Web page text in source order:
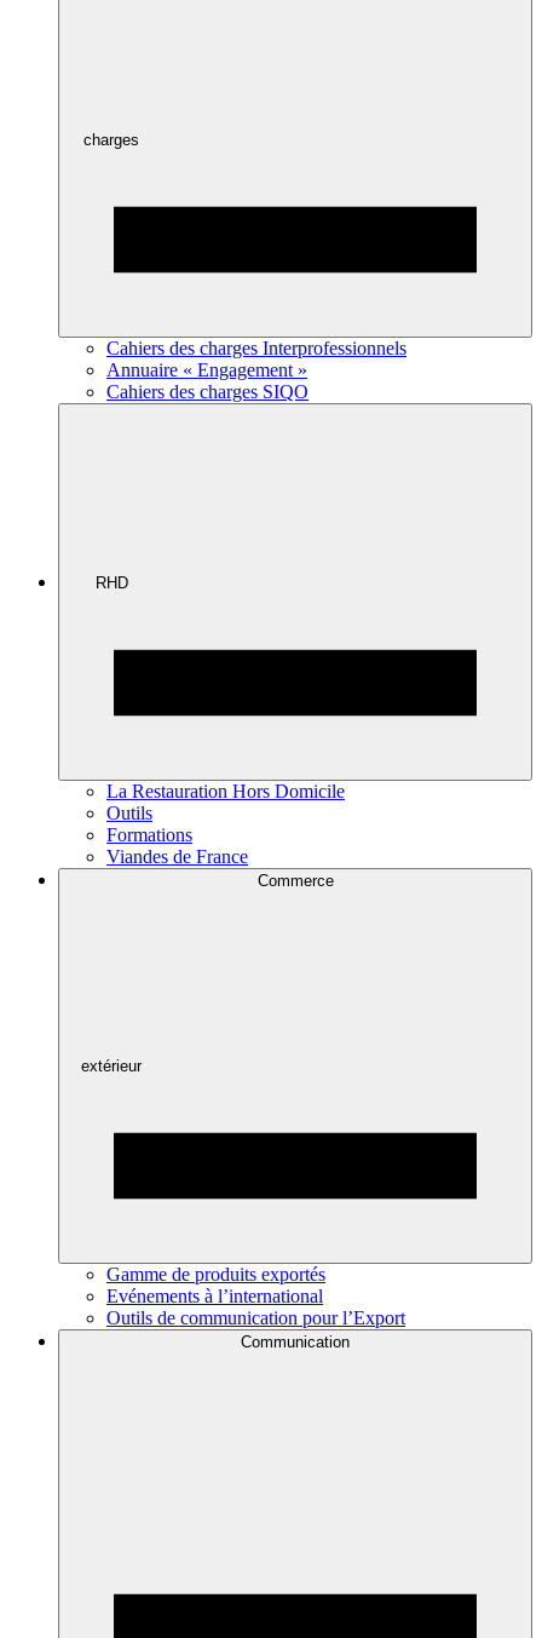
charges
Cahiers des charges Interprofessionnels
Annuaire « Engagement »
Cahiers des charges SIQO
RHD
La Restauration Hors Domicile
Outils
Formations
Viandes de France
Commerce
extérieur
Gamme de produits exportés
Evénements à l’international
Outils de communication pour l’Export
Communication